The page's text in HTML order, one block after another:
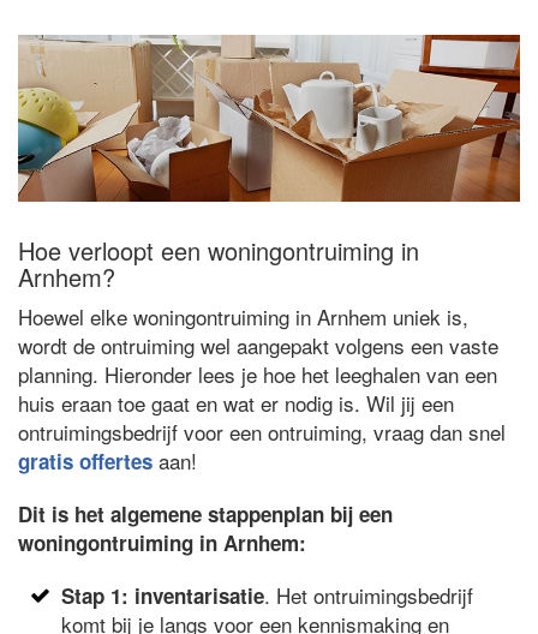
Hoe verloopt een woningontruiming in
Arnhem?
Hoewel elke woningontruiming in Arnhem uniek is,
wordt de ontruiming wel aangepakt volgens een vaste
planning. Hieronder lees je hoe het leeghalen van een
huis eraan toe gaat en wat er nodig is. Wil jij een
ontruimingsbedrijf voor een ontruiming, vraag dan snel
gratis offertes aan!
Dit is het algemene stappenplan bij een
woningontruiming in Arnhem:
Stap 1: inventarisatie. Het ontruimingsbedrijf
komt bij je langs voor een kennismaking en